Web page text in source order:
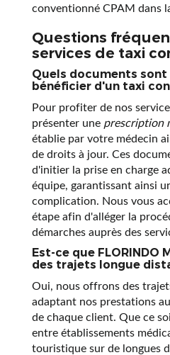
conventionné CPAM dans
Questions
services de taxi
Quels documents
bénéficier d'un taxi
Pour profiter de nos
présenter une prescription
établie par votre médecin
de droits à jour. Ces
d'initier la prise en charge
équipe, garantissant ainsi
complication. Nous vous
étape afin d'alléger la
démarches auprès des
Est-ce que FLORINDO
des trajets longue
Oui, nous offrons des
adaptant nos prestations
de chaque client. Que ce
entre établissements
touristique sur de longues